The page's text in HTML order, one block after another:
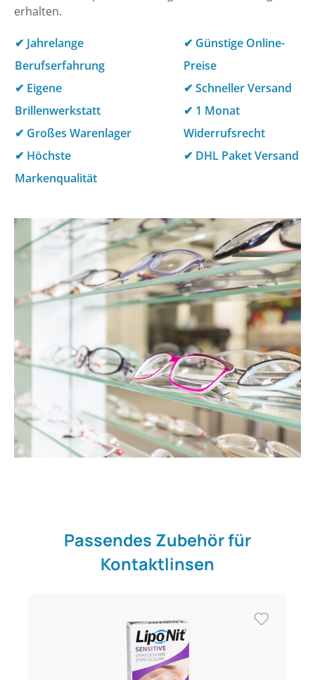
erhalten.
✔ Jahrelange
Berufserfahrung
✔ Eigene
Brillenwerkstatt
✔ Großes Warenlager
✔ Höchste
Markenqualität
✔ Günstige Online-
Preise
✔ Schneller Versand
✔ 1 Monat
Widerrufsrecht
✔ DHL Paket Versand
Passendes Zubehör für
Kontaktlinsen